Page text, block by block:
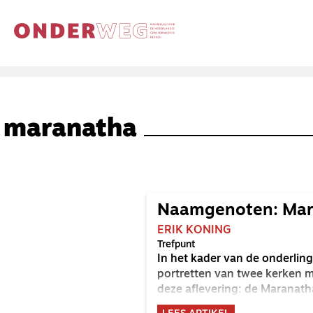
maranatha
Naamgenoten:
ERIK KONING
Trefpunt
In het kader van de
portretten van twee kerken
deze aflevering: de